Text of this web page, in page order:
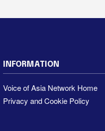
INFORMATION
Voice of Asia Network Home
Privacy and Cookie Policy